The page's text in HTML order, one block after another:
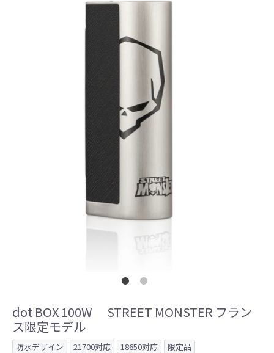
dot BOX 100W STREET MONSTER フラン
ス限定モデル
防水デザイン 21700対応 18650対応 限定品